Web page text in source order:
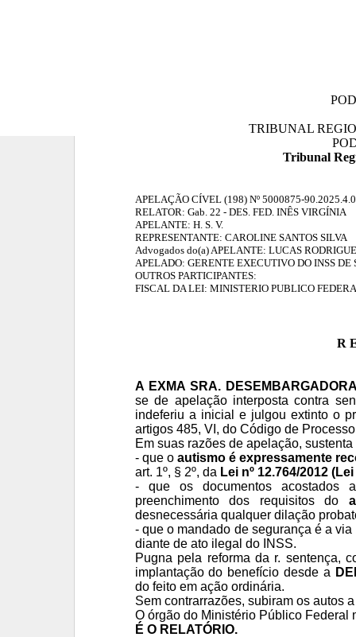
TRIBUNAL
Tribunal
APELAÇÃO CÍVEL (198) Nº 5000875-
RELATOR: Gab. 22 - DES. FED. INÊS VIRGÍNIA
APELANTE: H. S. V.
REPRESENTANTE: CAROLINE SANTOS SILVA
Advogados do(a) APELANTE: LUCAS
APELADO: GERENTE EXECUTIVO DO INSS
OUTROS PARTICIPANTES:
FISCAL DA LEI: MINISTERIO PUBLICO
R
A EXMA SRA.
se de apelação interposta contra
indeferiu a inicial e julgou extinto o
artigos 485, VI, do Código de
Em suas razões de apelação,
- que o autismo é expressamente
art. 1º, § 2º, da Lei nº 12.764/2012
- que os documentos acostados
preenchimento dos requisitos do
desnecessária qualquer dilação
- que o mandado de segurança é a
diante de ato ilegal do INSS.
Pugna pela reforma da r. sentença,
implantação do benefício desde a
do feito em ação ordinária.
Sem contrarrazões, subiram os autos
O órgão do Ministério Público Federal
É O RELATÓRIO.